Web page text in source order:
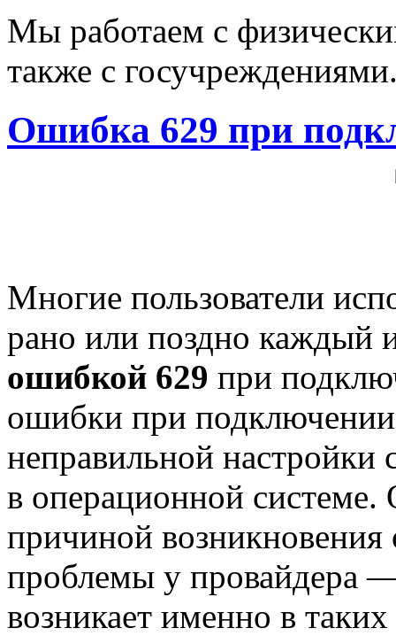
Мы работаем с
также с
Ошибка 629 при
Многие пользователи
рано или поздно каждый
ошибкой 629 при
ошибки при
неправильной настройки
в операционной системе.
причиной
проблемы у провайдера
возникает именно в